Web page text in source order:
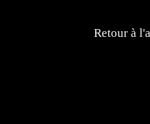
Retour à